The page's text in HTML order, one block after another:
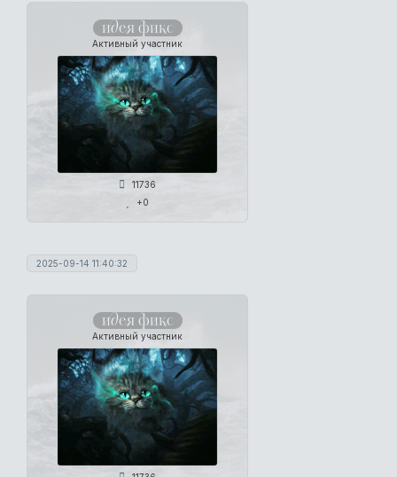
идея фикс
Активный участник
11736
+0
2025-09-14 11:40:32
идея фикс
Активный участник